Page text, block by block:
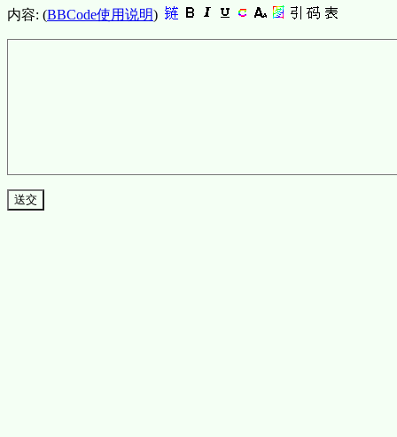
内容: (BBCode使用说明)